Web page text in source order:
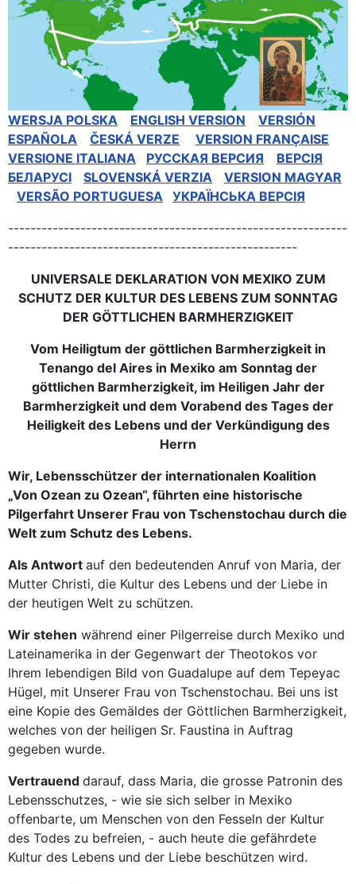
WERSJA POLSKA ENGLISH VERSION
VERSIÓN
ESPAÑOLA
ČESKÁ VERZE
VERSION FRANÇAISE
VERSIONE ITALIANA
РУССКАЯ BЕРСИЯ
BEPCIЯ
БЕЛАРУСІ
SLOVENSKÁ VERZIA
VERSION MAGYAR
VERSÃO PORTUGUESA УКРАЇНСЬКА ВЕРСІЯ
-------------------------------------------------------------
----------------------------------------------------
UNIVERSALE DEKLARATION VON MEXIKO ZUM
SCHUTZ DER KULTUR DES LEBENS ZUM SONNTAG
DER GÖTTLICHEN BARMHERZIGKEIT
Vom Heiligtum der göttlichen Barmherzigkeit in
Tenango del Aires in Mexiko am Sonntag der
göttlichen Barmherzigkeit, im Heiligen Jahr der
Barmherzigkeit und dem Vorabend des Tages der
Heiligkeit des Lebens und der Verkündigung des
Herrn
Wir, Lebensschützer der internationalen Koalition
„Von Ozean zu Ozean“, führten eine historische
Pilgerfahrt Unserer Frau von Tschenstochau durch die
Welt zum Schutz des Lebens.
Als Antwort auf den bedeutenden Anruf von Maria, der
Mutter Christi, die Kultur des Lebens und der Liebe in
der heutigen Welt zu schützen.
Wir stehen während einer Pilgerreise durch Mexiko und
Lateinamerika in der Gegenwart der Theotokos vor
Ihrem lebendigen Bild von Guadalupe auf dem Tepeyac
Hügel, mit Unserer Frau von Tschenstochau. Bei uns ist
eine Kopie des Gemäldes der Göttlichen Barmherzigkeit,
welches von der heiligen Sr. Faustina in Auftrag
gegeben wurde.
Vertrauend darauf, dass Maria, die grosse Patronin des
Lebensschutzes, - wie sie sich selber in Mexiko
offenbarte, um Menschen von den Fesseln der Kultur
des Todes zu befreien, - auch heute die gefährdete
Kultur des Lebens und der Liebe beschützen wird.